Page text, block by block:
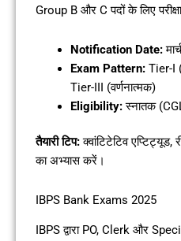
Group B और C पदों के लिए
Notification Date:
Exam Pattern:Tier-I
Tier-III (वर्णनात्मक)
Eligibility:स्नातक
तैयारी टिप:क्वांटिटेटिव एप्टिट्यूड,
का अभ्यास करें।
IBPS Bank Exams 2025
IBPS द्वारा PO, Clerk और